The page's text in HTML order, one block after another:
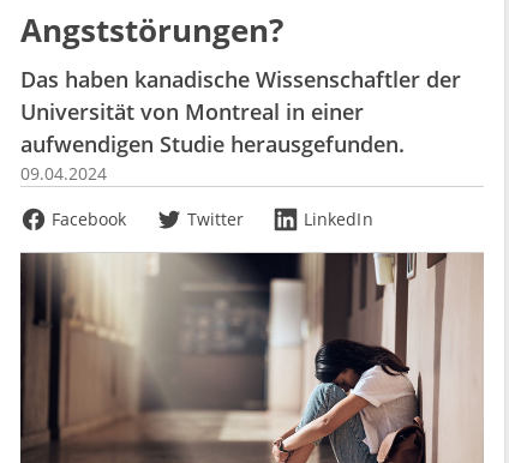
Angststörungen?
Das haben kanadische Wissenschaftler der
Universität von Montreal in einer
aufwendigen Studie herausgefunden.
09.04.2024
Facebook
Twitter LinkedIn